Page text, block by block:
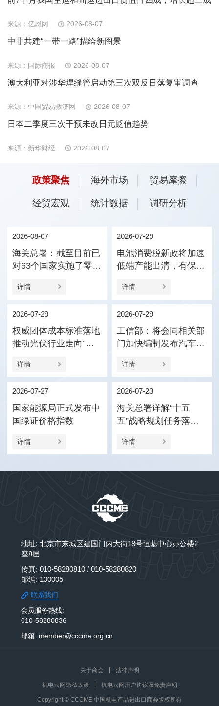
来源：亿恩网 2026-08-07
中非共建“一带一路”描绘新图景
来源：国际商报 2026-08-07
澳大利亚对涉华焊缝管启动第三次双反日落复审调查
来源：中国贸易救济网 2026-08-07
日本二季度三次干预未改日元贬值趋势
来源：新华财经 2026-08-07
政策聚焦 海外市场 贸易摩擦
经贸宏观 统计数据 调研分析
2026-08-07
海关总署：截至目前已
对63个国家实施了零关
详情
2026-07-29
电池消费税新政将加速
低端产能出清，有保有
详情
2026-07-29
权威团体成本标准落地
推动光伏行业走向“价
详情
2026-07-29
工信部：将会同相关部
门加快编制发布汽车企
指引
详情
2026-07-27
国家能源局正式发布中
国绿证价格指数
详情
2026-07-23
海关总署详解“十五
五”战略规划任务落实
大、进出口更加协调
详情
地址: 北京市东城区建国门内大街18号恒基中心办公楼2
座8层
传真: 010-58280810 / 010-58280820
邮编: 100005
联系我们
会员服务热线:
010-58280836
邮箱: member@cccme.org.cn
关于商会 法律声明
机电云网隐私政策 机电云网用户协议及免责声明
Copyright © CCCME 中国机电产品进出口商会版权所有